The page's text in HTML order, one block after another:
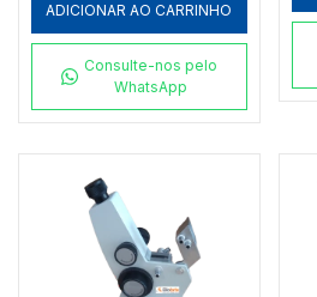
ADICIONAR AO CARRINHO
Consulte-nos pelo
WhatsApp